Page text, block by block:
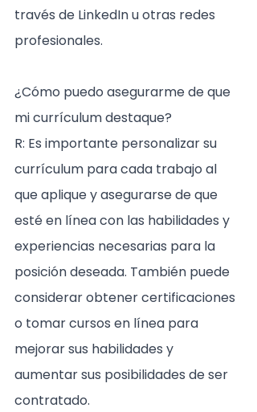
través de LinkedIn u otras redes
profesionales.
¿Cómo puedo asegurarme de que
mi currículum destaque?
R: Es importante personalizar su
currículum para cada trabajo al
que aplique y asegurarse de que
esté en línea con las habilidades y
experiencias necesarias para la
posición deseada. También puede
considerar obtener certificaciones
o tomar cursos en línea para
mejorar sus habilidades y
aumentar sus posibilidades de ser
contratado.